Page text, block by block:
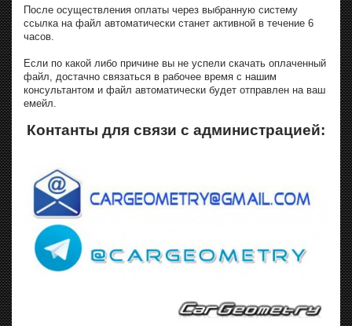
После осуществления оплаты через выбранную систему
ссылка на файл автоматически станет активной в течение 6
часов.
Если по какой либо причине вы не успели скачать оплаченный
файл, достачно связаться в рабочее время с нашим
консультантом и файл автоматически будет отправлен на ваш
емейл.
Контанты для связи с администрацией: